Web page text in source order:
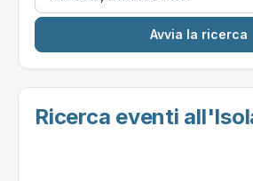
Ricerca eventi